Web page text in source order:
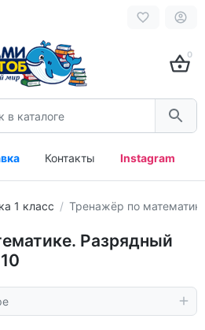
0
Контакты Instagram
1 класс Тренажёр по
Разрядный